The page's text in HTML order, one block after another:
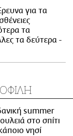
για τα
τα
τα δεύτερα -
summer
στο σπίτι
νησί